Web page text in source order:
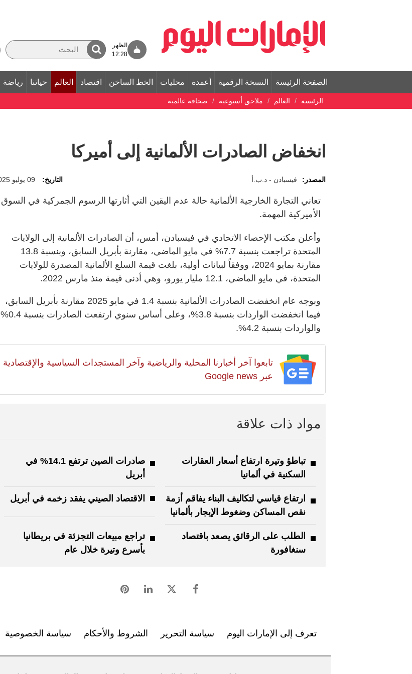
الظهر
12:28
الصفحة الرئيسة النسخة الرقمية أعمدة محليات الخط الساخن اقتصاد العالم حياتنا رياضة
الرئيسة العالم ملاحق أسبوعية صحافة عالمية
انخفاض الصادرات الألمانية إلى أميركا
المصدر: فيسبادن - د.ب.أ التاريخ: 09 يوليو 2025
تعاني التجارة الخارجية الألمانية حالة عدم اليقين التي أثارتها الرسوم الجمركية في السوق
الأميركية المهمة.
وأعلن مكتب الإحصاء الاتحادي في فيسبادن، أمس، أن الصادرات الألمانية إلى الولايات
المتحدة تراجعت بنسبة 7.7% في مايو الماضي، مقارنة بأبريل السابق، وبنسبة 13.8
مقارنة بمايو 2024، ووفقاً لبيانات أولية، بلغت قيمة السلع الألمانية المصدرة للولايات
المتحدة، في مايو الماضي، 12.1 مليار يورو، وهي أدنى قيمة منذ مارس 2022.
وبوجه عام انخفضت الصادرات الألمانية بنسبة 1.4 في مايو 2025 مقارنة بأبريل السابق،
فيما انخفضت الواردات بنسبة 3.8%، وعلى أساس سنوي ارتفعت الصادرات بنسبة 0.4%
والواردات بنسبة 4.2%.
تابعوا آخر أخبارنا المحلية والرياضية وآخر المستجدات السياسية والإقتصادية
عبر Google news
مواد ذات علاقة
تباطؤ وتيرة ارتفاع أسعار العقارات
السكنية في ألمانيا
صادرات الصين ترتفع 14.1% في
أبريل
ارتفاع قياسي لتكاليف البناء يفاقم أزمة
نقص المساكن وضغوط الإيجار بألمانيا
الاقتصاد الصيني يفقد زخمه في أبريل
الطلب على الرقائق يصعد باقتصاد
سنغافورة
تراجع مبيعات التجزئة في بريطانيا
بأسرع وتيرة خلال عام
تعرف إلى الإمارات اليوم سياسة التحرير الشروط والأحكام سياسة الخصوصية